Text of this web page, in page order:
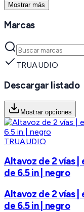
Mostrar más
Marcas
TRUAUDIO
Descargar listado
Mostrar opciones
TRUAUDIO
Altavoz de 2 vías
de 6.5 in | negro
Altavoz de 2 vías
de 6.5 in | negro